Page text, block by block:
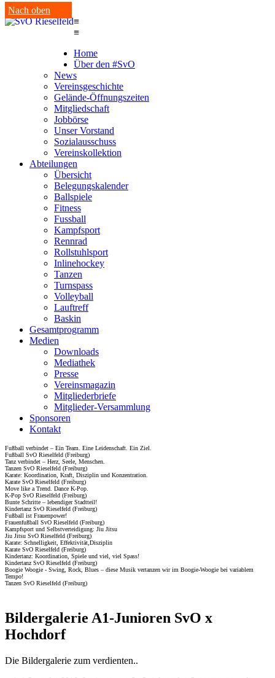
Nach oben
≡
≡
Home
Über den #SvO
News
Vereinsgeschichte
Gelände-Öffnungszeiten
Mitgliedschaft
Jobbörse
Unser Vorstand
Sozialausschuss
Vereinskollektion
Abteilungen
Übersicht
Belegungskalender
Ballspiele
Fitness
Fussball
Kampfsport
Rennrad
Rollstuhlsport
Inlinehockey
Tanzen
Turnspass
Volleyball
Lauftreff
Baskin
Gesamtprogramm
Medien
Downloads
Mediathek
Presse
Vereinsmagazin
Mitgliederbriefe
Mitglieder-Versammlung
Sponsoren
Kontakt
Fußball verbindet – Ein Team. Eine Leidenschaft. Ein Ziel.
Fußball SvO Rieselfeld (Freiburg)
Tanz verbindet – Herz, Seele, Menschen.
Tanzen SvO Rieselfeld (Freiburg)
Karate: Koordination, Kraft, Disziplin und Konzentration.
Karate SvO Rieselfeld (Freiburg)
Move like a Trend. Dance K-Pop.
K-Pop SvO Rieselfeld (Freiburg)
Bunte Schritte – lebendiger Stadtteil!
Kindertanz SvO Rieselfeld (Freiburg)
Fußball ist Frauenpower!
Frauenfußball SvO Rieselfeld (Freiburg)
Kampfsport und Selbstverteidigung: Jiu Jitsu
Jiu Jitsu SvO Rieselfeld (Freiburg)
Karate: Schnelligkeit, Effektivität,Disziplin
Karate SvO Rieselfeld (Freiburg)
Kindertanz: Koordination, Spiele und viel, viel Spass!
Kindertanz SvO Rieselfeld (Freiburg)
Boogie Woogie - Swing, Rock, Blues – diese Musik vertanzen wir im Boogie-Woogie bei variablem
Tempo!
Tanzen SvO Rieselfeld (Freiburg)
Bildergalerie A1-Junioren SvO x
Hochdorf
Die Bildergalerie zum verdienten..